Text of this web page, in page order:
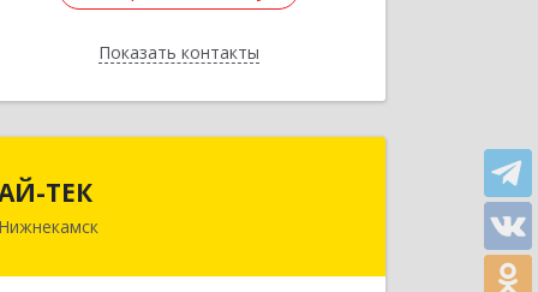
Показать контакты
Назад
ТЕК
Нижнекамск